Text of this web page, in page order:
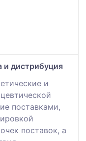
и дистрибуция
и
поставками,
поставок, а